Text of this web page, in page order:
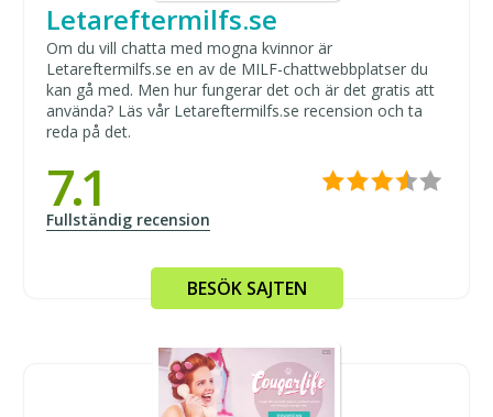
Letareftermilfs.se
Om du vill chatta med mogna kvinnor är
Letareftermilfs.se en av de MILF-chattwebbplatser du
kan gå med. Men hur fungerar det och är det gratis att
använda? Läs vår Letareftermilfs.se recension och ta
reda på det.
7.1
Fullständig recension
BESÖK SAJTEN